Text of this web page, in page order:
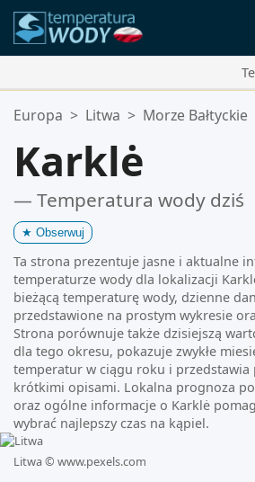
Twoje Ulubione Lokalizacje:
Europa > Litwa > Morze Bałtyckie
Karklė
— Temperatura wody dziś
★ Obserwuj
Ta strona prezentuje jasne i aktualne
temperaturze wody dla lokalizacji
bieżącą temperaturę wody, dzienne
przedstawione na prostym wykresie
Strona porównuje także dzisiejszą
dla tego okresu, pokazuje zwykłe
temperatur w ciągu roku i przedstawia
krótkimi opisami. Lokalna prognoza
oraz ogólne informacje o Karklė
wybrać najlepszy czas na kąpiel.
Litwa © www.pexels.com